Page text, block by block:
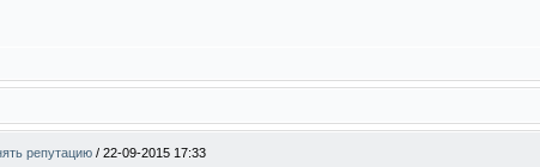
репутацию / 22-09-2015 17:33